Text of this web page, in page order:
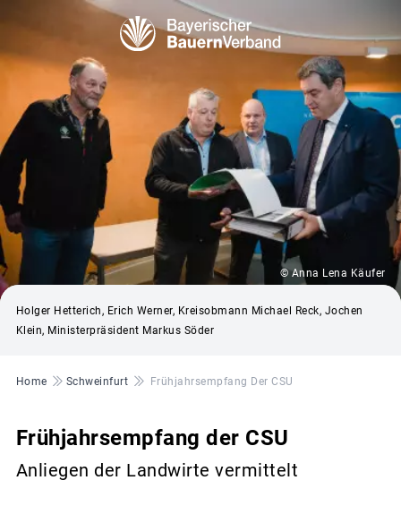
© Anna Lena Käufer
Holger Hetterich, Erich Werner, Kreisobmann Michael Reck, Jochen
Klein, Ministerpräsident Markus Söder
Pfadnavigation
Home Schweinfurt Frühjahrsempfang Der CSU
Frühjahrsempfang der CSU
Anliegen der Landwirte vermittelt